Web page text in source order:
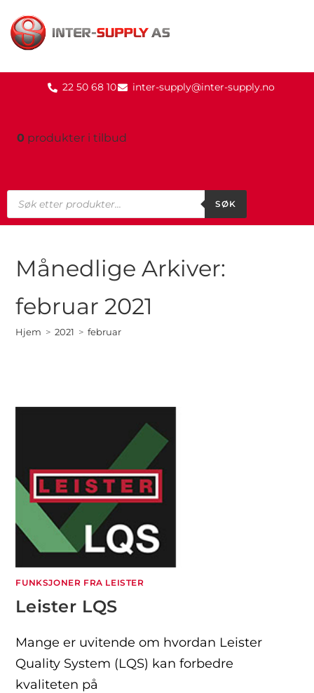
22 50 68 10 inter-supply@inter-supply.no
0 produkter i tilbud
SØK
Månedlige Arkiver:
februar 2021
Hjem > 2021 > februar
FUNKSJONER FRA LEISTER
Leister LQS
Mange er uvitende om hvordan Leister
Quality System (LQS) kan forbedre
kvaliteten på